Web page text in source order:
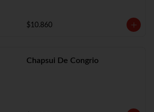
$10.860
Chapsui De Congrio